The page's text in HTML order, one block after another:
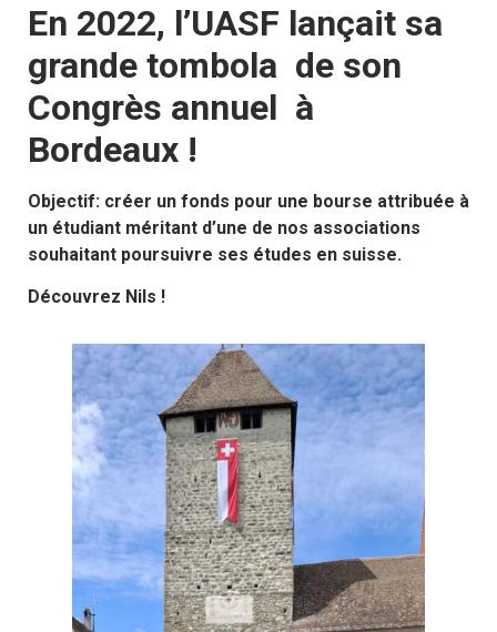
En 2022, l’UASF lançait sa
grande tombola de son
Congrès annuel à
Bordeaux !
Objectif: créer un fonds pour une bourse attribuée à
un étudiant méritant d’une de nos associations
souhaitant poursuivre ses études en suisse.
Découvrez Nils !